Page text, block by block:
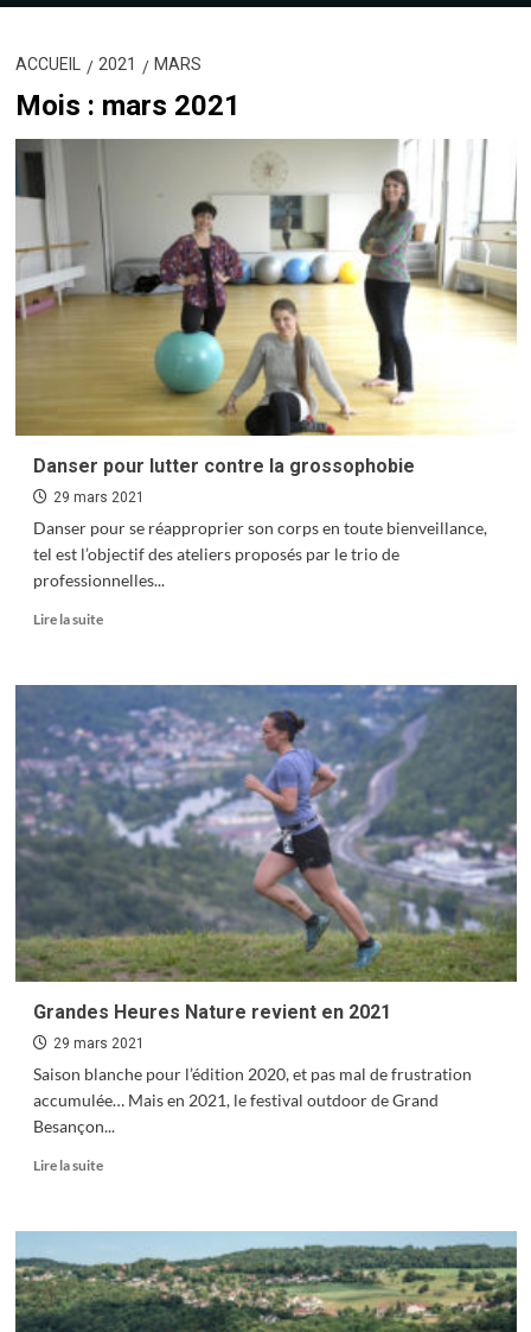
ACCUEIL 2021 MARS
Mois : mars 2021
Danser pour lutter contre la grossophobie
29 mars 2021
Danser pour se réapproprier son corps en toute bienveillance,
tel est l’objectif des ateliers proposés par le trio de
professionnelles...
Lire la suiteEn
sur
Danser
pour
lutter
contre
grossophobie
Grandes Heures Nature revient en 2021
29 mars 2021
Saison blanche pour l’édition 2020, et pas mal de frustration
accumulée… Mais en 2021, le festival outdoor de Grand
Besançon...
Lire la suiteEn
sur
Grandes
Heures
Nature
revient